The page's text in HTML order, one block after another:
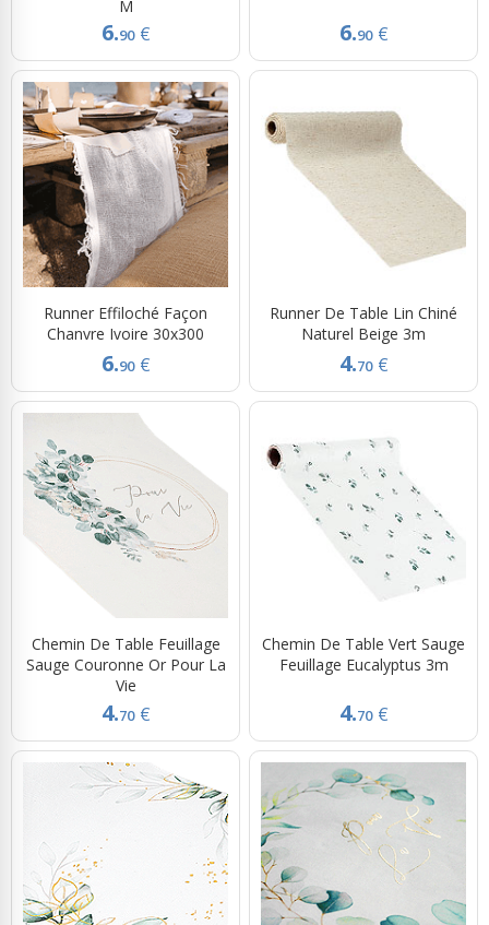
M
6.90 € 6.90 €
Runner Effiloché Façon
Chanvre Ivoire 30x300
6.90 €
Runner De Table Lin Chiné
Naturel Beige 3m
4.70 €
Chemin De Table Feuillage
Sauge Couronne Or Pour La
Vie
4.70 €
Chemin De Table Vert Sauge
Feuillage Eucalyptus 3m
4.70 €